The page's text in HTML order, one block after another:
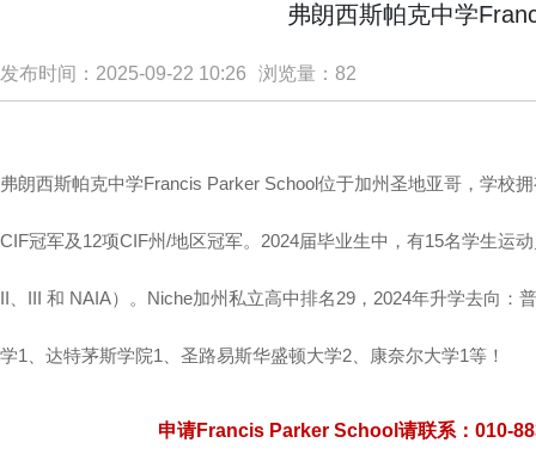
弗朗西斯帕克中学
发布时间：2025-09-22 10:26 浏览量： 82
弗朗西斯帕克中学Francis Parker School位于加州圣地亚哥，学校
CIF冠军及12项CIF州/地区冠军。2024届毕业生中，有15名学生运
II、III 和 NAIA）。Niche加州私立高中排名29，2024年升学去向：
学1、达特茅斯学院1、圣路易斯华盛顿大学2、康奈尔大学1等！
申请Francis Parker School 请联系： 010-